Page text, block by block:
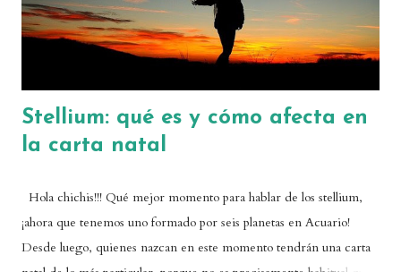
relacion...
Stellium: qué es y cómo afecta en
la carta natal
Hola chichis!!! Qué mejor momento para hablar de los stellium,
¡ahora que tenemos uno formado por seis planetas en Acuario!
Desde luego, quienes nazcan en este momento tendrán una carta